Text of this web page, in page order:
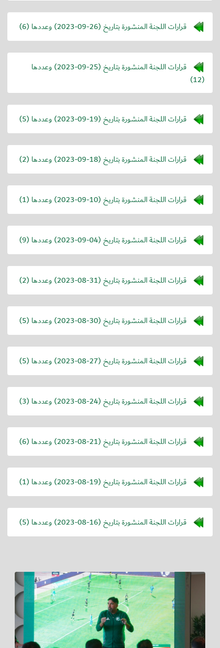
قرارات اللجنة المنشورة بتاريخ (2023-09-26) وعددها (6)
قرارات اللجنة المنشورة بتاريخ (2023-09-25) وعددها
(12)
قرارات اللجنة المنشورة بتاريخ (2023-09-19) وعددها (5)
قرارات اللجنة المنشورة بتاريخ (2023-09-18) وعددها (2)
قرارات اللجنة المنشورة بتاريخ (2023-09-10) وعددها (1)
قرارات اللجنة المنشورة بتاريخ (2023-09-04) وعددها (9)
قرارات اللجنة المنشورة بتاريخ (2023-08-31) وعددها (2)
قرارات اللجنة المنشورة بتاريخ (2023-08-30) وعددها (5)
قرارات اللجنة المنشورة بتاريخ (2023-08-27) وعددها (5)
قرارات اللجنة المنشورة بتاريخ (2023-08-24) وعددها (3)
قرارات اللجنة المنشورة بتاريخ (2023-08-21) وعددها (6)
قرارات اللجنة المنشورة بتاريخ (2023-08-19) وعددها (1)
قرارات اللجنة المنشورة بتاريخ (2023-08-16) وعددها (5)